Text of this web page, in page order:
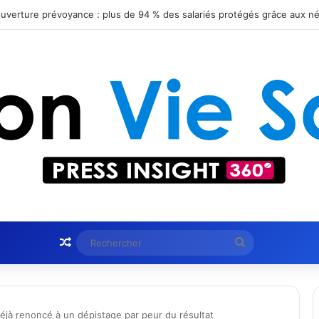
Article Aléatoire Rechercher
renoncé à un dépistage par peur du résultat